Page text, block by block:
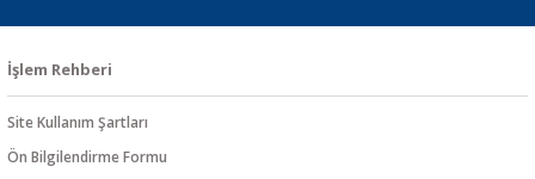
İşlem Rehberi
Site Kullanım Şartları
Ön Bilgilendirme Formu